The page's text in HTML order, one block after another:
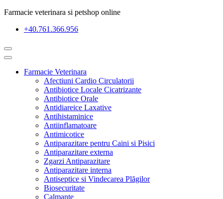
Farmacie veterinara si petshop online
+40.761.366.956
Farmacie Veterinara
Afectiuni Cardio Circulatorii
Antibiotice Locale Cicatrizante
Antibiotice Orale
Antidiareice Laxative
Antihistaminice
Antiinflamatoare
Antimicotice
Antiparazitare pentru Caini si Pisici
Antiparazitare externa
Zgarzi Antiparazitare
Antiparazitare interna
Antiseptice si Vindecarea Plăgilor
Biosecuritate
Calmante